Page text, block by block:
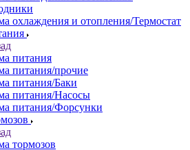
охлаждения и отопления/Термостат
питания
питания/прочие
питания/Баки
питания/Насосы
питания/Форсунки
тормозов